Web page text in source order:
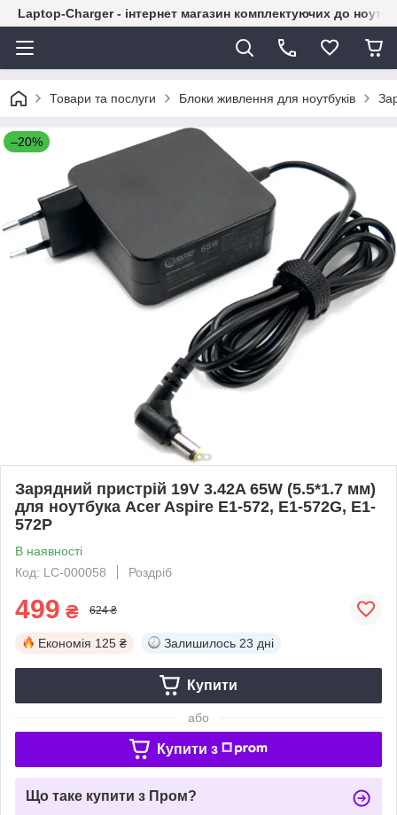
Laptop-Charger - інтернет магазин комплектуючих до
Товари та послуги Блоки живлення для ноутбуків
–20%
Зарядний пристрій 19V 3.42A 65W (5.5*1.7 мм)
для ноутбука Acer Aspire E1-572, E1-572G, E1-
572P
В наявності
Код: LC-000058
Роздріб
499 ₴ 624 ₴
Економія 125 ₴ Залишилось 23 дні
Купити
або
Купити з
Що таке купити з Пром?